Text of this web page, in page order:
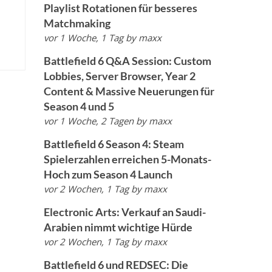
Playlist Rotationen für besseres
Matchmaking
vor 1 Woche, 1 Tag bymaxx
Battlefield 6 Q&A Session: Custom
Lobbies, Server Browser, Year 2
Content & Massive Neuerungen für
Season 4 und 5
vor 1 Woche, 2 Tagen bymaxx
Battlefield 6 Season 4: Steam
Spielerzahlen erreichen 5-Monats-
Hoch zum Season 4 Launch
vor 2 Wochen, 1 Tag bymaxx
Electronic Arts: Verkauf an Saudi-
Arabien nimmt wichtige Hürde
vor 2 Wochen, 1 Tag bymaxx
Battlefield 6 und REDSEC: Die